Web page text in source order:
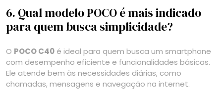
6. Qual modelo POCO é mais indicado
para quem busca simplicidade?
O POCO C40 é ideal para quem busca um smartphone
com desempenho eficiente e funcionalidades básicas.
Ele atende bem às necessidades diárias, como
chamadas, mensagens e navegação na internet.